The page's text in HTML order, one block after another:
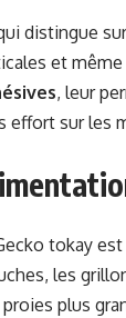
distingue
et
, leur
effort sur les
tokay
les
plus